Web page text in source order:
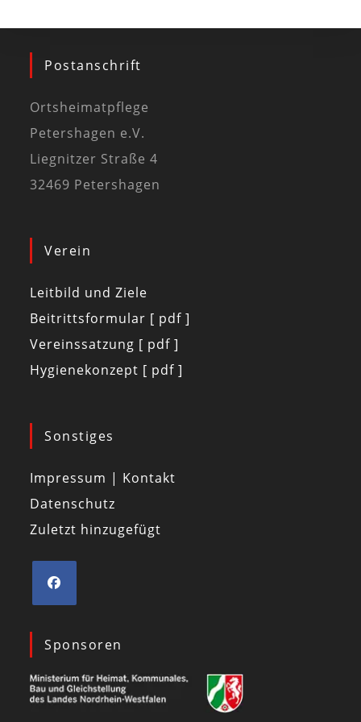
Postanschrift
Ortsheimatpflege
Petershagen e.V.
Liegnitzer Straße 4
32469 Petershagen
Verein
Leitbild und Ziele
Beitrittsformular [ pdf ]
Vereinssatzung [ pdf ]
Hygienekonzept [ pdf ]
Sonstiges
Impressum | Kontakt
Datenschutz
Zuletzt hinzugefügt
Sponsoren